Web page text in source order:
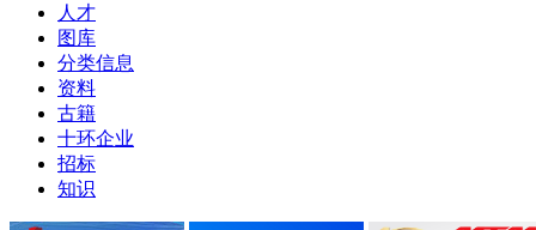
人才
图库
分类信息
资料
古籍
十环企业
招标
知识